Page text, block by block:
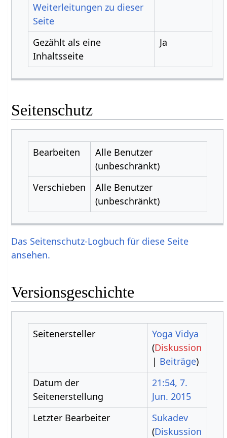
Weiterleitungen zu dieser
Seite
Gezählt als eine
Inhaltsseite
Ja
Seitenschutz
Bearbeiten
Alle Benutzer
(unbeschränkt)
Verschieben
Alle Benutzer
(unbeschränkt)
Das Seitenschutz-Logbuch für diese Seite
ansehen.
Versionsgeschichte
Seitenersteller
Yoga Vidya
(Diskussion
| Beiträge)
Datum der
Seitenerstellung
21:54, 7.
Jun. 2015
Letzter Bearbeiter
Sukadev
(Diskussion